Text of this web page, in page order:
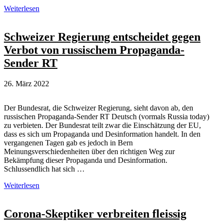
„Querdenker-
Ukraine-
Krieg:
Weitgehend
Putin-
gläubig
Weiterlesen
Schweizer Regierung entscheidet gegen
Verbot von russischem Propaganda-
Sender RT
26. März 2022
Der Bundesrat, die Schweizer Regierung, sieht davon ab, den
russischen Propaganda-Sender RT Deutsch (vormals Russia today)
zu verbieten. Der Bundesrat teilt zwar die Einschätzung der EU,
dass es sich um Propaganda und Desinformation handelt. In den
vergangenen Tagen gab es jedoch in Bern
Meinungsverschiedenheiten über den richtigen Weg zur
Bekämpfung dieser Propaganda und Desinformation.
Schlussendlich hat sich …
Schweizer
gegen
Weiterlesen
Corona-Skeptiker verbreiten fleissig